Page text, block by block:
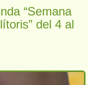
“Semana
del 4 al